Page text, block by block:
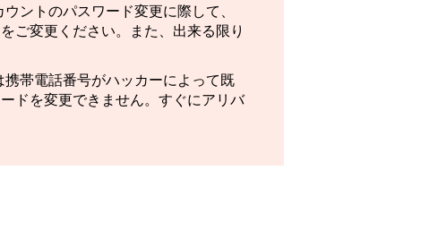
ントのパスワード変更に際して、
ご変更ください。また、出来る限り
帯電話番号がハッカーによって既
ドを変更できません。すぐにアリバ